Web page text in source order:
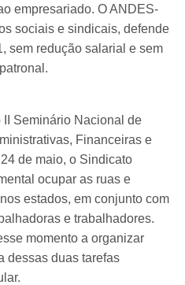
empresariado. O ANDES-
sociais e sindicais, defende
sem redução salarial e sem
II Seminário Nacional de
Financeiras e
de maio, o Sindicato
ocupar as ruas e
estados, em conjunto com
e trabalhadores.
momento a organizar
dessas duas tarefas